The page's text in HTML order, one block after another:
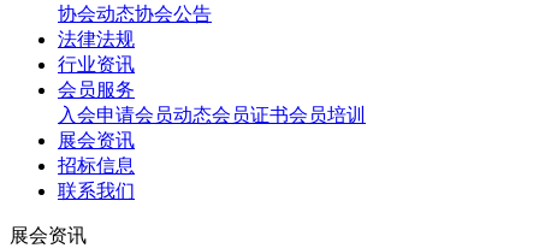
协会动态协会公告
法律法规
行业资讯
会员服务
入会申请会员动态会员证书会员培训
展会资讯
招标信息
联系我们
展会资讯